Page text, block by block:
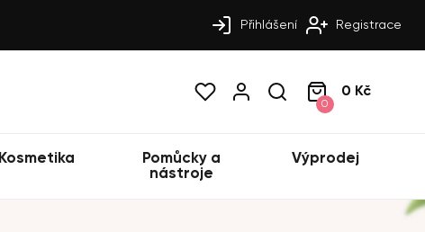
Přihlášení Registrace
0
0 Kč
Kosmetika
Pomůcky a
nástroje
Výprodej